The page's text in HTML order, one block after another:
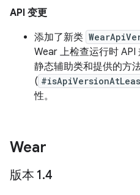
API 变更
添加了新类
Wear 上检查运行时
静态辅助类和提供的方
(
性。
Wear
版本 1.4